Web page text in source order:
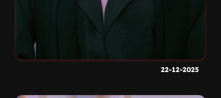
22-12-2025